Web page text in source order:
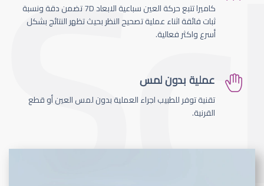
كاميرا تتبع حركة العين سباعية الابعاد 7D تضمن دقة ونسبة
ثبات فائقة اثناء عملية تصحيح النظر بحيث تظهر النتائج بشكل
أسرع واكثر فعالية.
عملية بدون لمس
تقنية توفر للطبيب اجراء العملية بدون لمس العين أو قطع
القرنية.